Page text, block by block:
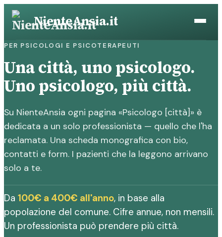
Vai
NienteAnsia.it
PER PSICOLOGI E PSICOTERAPEUTI
Una città, uno psicologo.
Uno psicologo, più città.
Su NienteAnsia ogni pagina «Psicologo [città]» è
dedicata a un solo professionista — quello che l'ha
reclamata. Una scheda monografica con bio,
contatti e form. I pazienti che la leggono arrivano
solo a te.
Da 100€ a 400€ all'anno, in base alla
popolazione del comune. Cifre annue, non mensili.
Un professionista può prendere più città.